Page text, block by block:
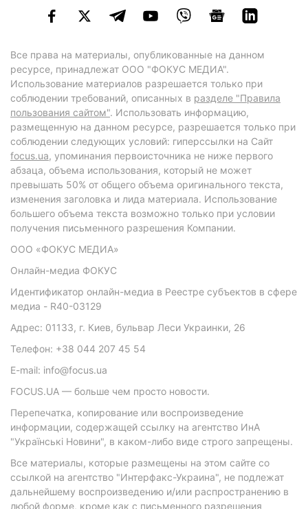
Все права на материалы, опубликованные на данном
ресурсе, принадлежат ООО "ФОКУС МЕДИА".
Использование материалов разрешается только при
соблюдении требований, описанных в разделе "Правила
пользования сайтом". Использовать информацию,
размещенную на данном ресурсе, разрешается только при
соблюдении следующих условий: гиперссылки на Сайт
focus.ua, упоминания первоисточника не ниже первого
абзаца, объема использования, который не может
превышать 50% от общего объема оригинального текста,
изменения заголовка и лида материала. Использование
большего объема текста возможно только при условии
получения письменного разрешения Компании.
ООО «ФОКУС МЕДИА»
Онлайн-медиа ФОКУС
Идентификатор онлайн-медиа в Реестре субъектов в сфере
медиа - R40-03129
Адрес: 01133, г. Киев, бульвар Леси Украинки, 26
Телефон: +38 044 207 45 54
E-mail: info@focus.ua
FOCUS.UA — больше чем просто новости.
Перепечатка, копирование или воспроизведение
информации, содержащей ссылку на агентство ИнА
"Українські Новини", в каком-либо виде строго запрещены.
Все материалы, которые размещены на этом сайте со
ссылкой на агентство "Интерфакс-Украина", не подлежат
дальнейшему воспроизведению и/или распространению в
любой форме, кроме как с письменного разрешения